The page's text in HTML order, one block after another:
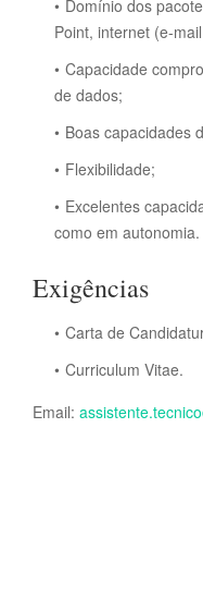
Domínio dos
Point, internet (e-
Capacidade
de dados;
Boas capacidades
Flexibilidade;
Excelentes
como em autonomia.
Exigências
Carta de
Curriculum Vitae.
Email: